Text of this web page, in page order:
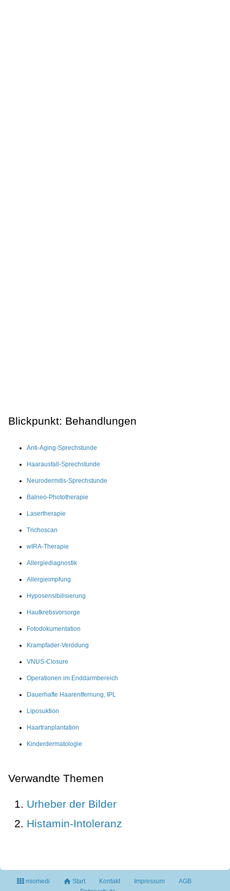
Blickpunkt: Behandlungen
Anti-Aging-Sprechstunde
Haarausfall-Sprechstunde
Neurodermitis-Sprechstunde
Balneo-Phototherapie
Lasertherapie
Trichoscan
wIRA-Therapie
Allergiediagnostik
Allergieimpfung
Hyposensibilisierung
Hautkrebsvorsorge
Fotodokumentation
Krampfader-Verödung
VNUS-Closure
Operationen im Enddarmbereich
Dauerhafte Haarentfernung, IPL
Liposuktion
Haartranplantation
Kinderdermatologie
Verwandte Themen
Urheber der Bilder
Histamin-Intoleranz
miomedi Start Kontakt Impressum
AGB